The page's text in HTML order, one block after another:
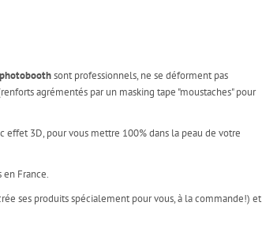
sont professionnels, ne se déforment pas
agrémentés par un masking tape "moustaches" pour
3D, pour vous mettre 100% dans la peau de votre
en France.
ses produits spécialement pour vous, à la commande!) et